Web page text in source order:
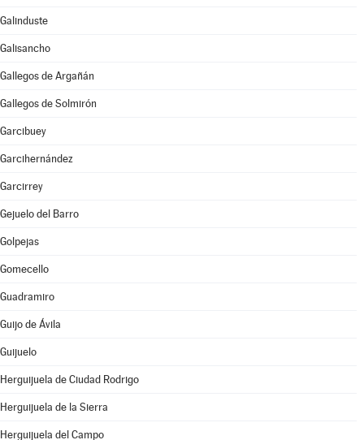
Galinduste
Galisancho
Gallegos de Argañán
Gallegos de Solmirón
Garcibuey
Garcihernández
Garcirrey
Gejuelo del Barro
Golpejas
Gomecello
Guadramiro
Guijo de Ávila
Guijuelo
Herguijuela de Ciudad Rodrigo
Herguijuela de la Sierra
Herguijuela del Campo